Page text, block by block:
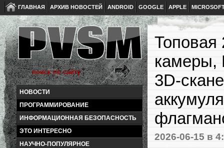
ГЛАВНАЯ АРХИВ НОВОСТЕЙ ANDROID GOOGLE APPLE
НОВОСТИ
ПРОГРАММИРОВАНИЕ
ИНФОРМАЦИОННАЯ БЕЗОПАСНОСТЬ
ЭТО ИНТЕРЕСНО
НАУЧНО-ПОПУЛЯРНОЕ
камеры,
3D-
2026-06-15 в